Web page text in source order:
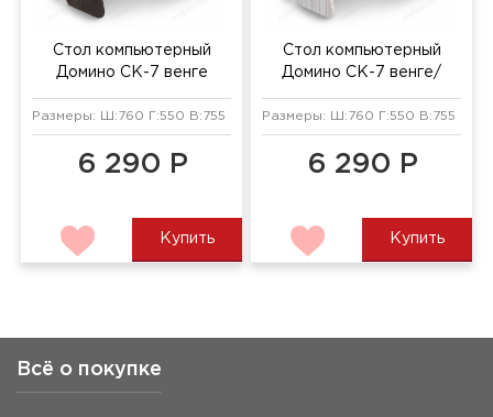
Стол компьютерный
Домино СК-7 венге
Размеры: Ш:760 Г:550 В:755 мм
6 290 Р
Купить
Стол компьютерный
Домино СК-7 венге/
Размеры: Ш:760 Г:550 В:755 мм
6 290 Р
Купить
Всё о покупке